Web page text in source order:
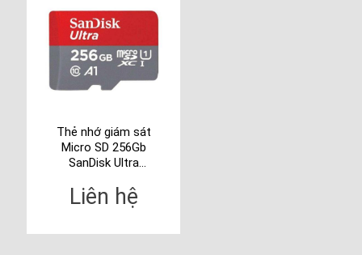
Thẻ nhớ giám sát
Micro SD 256Gb
SanDisk Ultra
GN6MN
Liên hệ